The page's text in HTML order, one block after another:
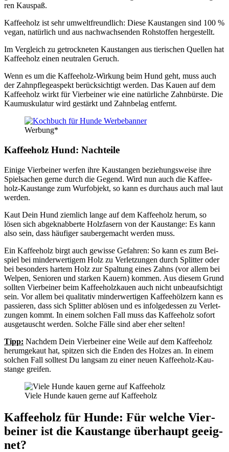
ren Kau­spaß.
Kaf­fee­holz ist sehr umwelt­freund­lich: Die­se Kaustan­gen sind 100 %
vegan, natür­lich und aus nach­wach­sen­den Roh­stof­fen her­ge­stellt.
Im Ver­gleich zu getrock­ne­ten Kaustan­gen aus tie­ri­schen Quel­len hat
Kaf­fee­holz einen neu­tra­len Geruch.
Wenn es um die Kaf­fee­holz-Wir­kung beim Hund geht, muss auch
der Zahn­pfle­ge­aspekt berück­sich­tigt wer­den. Das Kau­en auf dem
Kaf­fee­holz wirkt für Vier­bei­ner wie eine natür­li­che Zahn­bürs­te. Die
Kau­mus­ku­la­tur wird gestärkt und Zahn­be­lag ent­fernt.
Wer­bung*
Kaf­fee­holz Hund: Nach­tei­le
Eini­ge Vier­bei­ner wer­fen ihre Kaustan­gen bezie­hungs­wei­se ihre
Spiel­sa­chen ger­ne durch die Gegend. Wird nun auch die Kaf­fee­
holz-Kau­stan­ge zum Wurf­ob­jekt, so kann es durch­aus auch mal laut
wer­den.
Kaut Dein Hund ziem­lich lan­ge auf dem Kaf­fee­holz her­um, so
lösen sich abge­knab­ber­te Holz­fa­sern von der Kau­stan­ge: Es kann
also sein, dass häu­fi­ger sau­ber­ge­macht wer­den muss.
Ein Kaf­fee­holz birgt auch gewis­se Gefah­ren: So kann es zum Bei­
spiel bei min­der­wer­ti­gem Holz zu Ver­let­zun­gen durch Split­ter oder
bei beson­ders har­tem Holz zur Spal­tung eines Zahns (vor allem bei
Wel­pen, Senio­ren und star­ken Kau­ern) kom­men. Aus die­sem Grund
soll­ten Vier­bei­ner beim Kaf­fee­holz­kau­en auch nicht unbe­auf­sich­tigt
sein. Vor allem bei qua­li­ta­tiv min­der­wer­ti­gen Kaf­fee­höl­zern kann es
pas­sie­ren, dass sich Split­ter ablö­sen und es infol­ge­des­sen zu Ver­let­
zun­gen kommt. In einem sol­chen Fall muss das Kaf­fee­holz sofort
aus­ge­tauscht wer­den. Sol­che Fäl­le sind aber eher sel­ten!
Tipp: Nach­dem Dein Vier­bei­ner eine Wei­le auf dem Kaf­fee­holz
her­um­ge­kaut hat, spit­zen sich die Enden des Hol­zes an. In einem
sol­chen Fall soll­test Du lang­sam zu einer neu­en Kaf­fee­holz-Kau­
stan­ge grei­fen.
Vie­le Hun­de kau­en ger­ne auf Kaf­fee­holz
Kaf­fee­holz für Hun­de: Für wel­che Vier­
bei­ner ist die Kau­stan­ge über­haupt geeig­
net?